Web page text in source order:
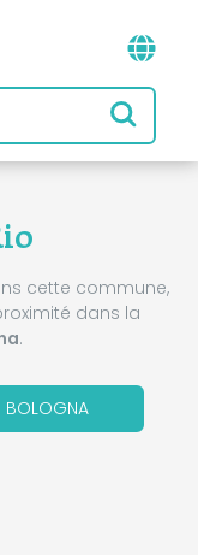
cette commune,
dans la
.
BOLOGNA